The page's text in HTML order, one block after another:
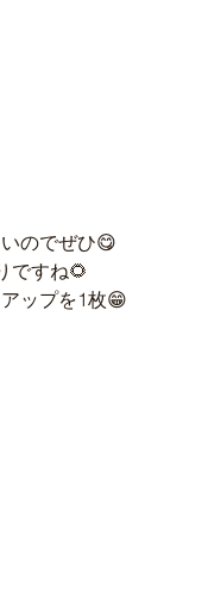
のでぜひ😋
ですね🌻
ップを1枚😁